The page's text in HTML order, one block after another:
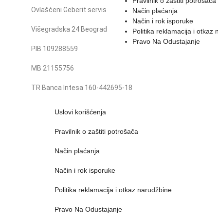
Ovlašćeni Geberit servis
Višegradska 24 Beograd
PIB 109288559
MB 21155756
TR Banca Intesa 160-442695-18
Način plaćanja
Način i rok isporuke
Politika reklamacija i otkaz
Pravo Na Odustajanje
Uslovi korišćenja
Pravilnik o zaštiti potrošača
Način plaćanja
Način i rok isporuke
Politika reklamacija i otkaz narudžbine
Pravo Na Odustajanje